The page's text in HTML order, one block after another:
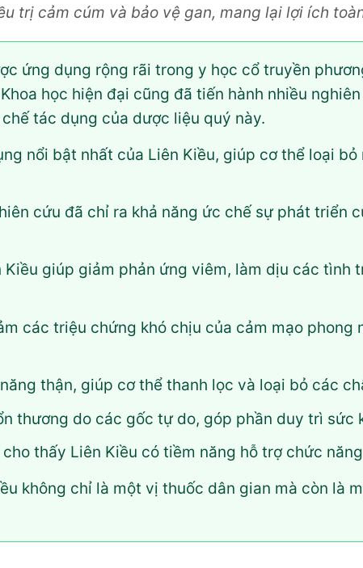
trị cảm cúm và bảo vệ gan, mang lại lợi ích
ứng dụng rộng rãi trong y học cổ truyền
học hiện đại cũng đã tiến hành nhiều
tác dụng của dược liệu quý này.
nổi bật nhất của Liên Kiều, giúp cơ thể loại bỏ
cứu đã chỉ ra khả năng ức chế sự phát triển
giúp giảm phản ứng viêm, làm dịu các tình
các triệu chứng khó chịu của cảm mạo phong
thận, giúp cơ thể thanh lọc và loại bỏ các
thương do các gốc tự do, góp phần duy trì sức
thấy Liên Kiều có tiềm năng hỗ trợ chức
không chỉ là một vị thuốc dân gian mà còn là